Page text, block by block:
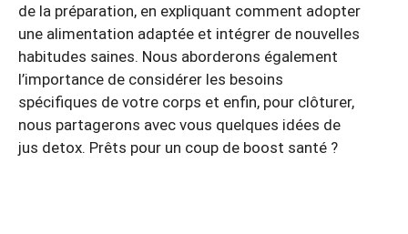
de la préparation, en expliquant comment adopter
une alimentation adaptée et intégrer de nouvelles
habitudes saines. Nous aborderons également
l’importance de considérer les besoins
spécifiques de votre corps et enfin, pour clôturer,
nous partagerons avec vous quelques idées de
jus detox. Prêts pour un coup de boost santé ?